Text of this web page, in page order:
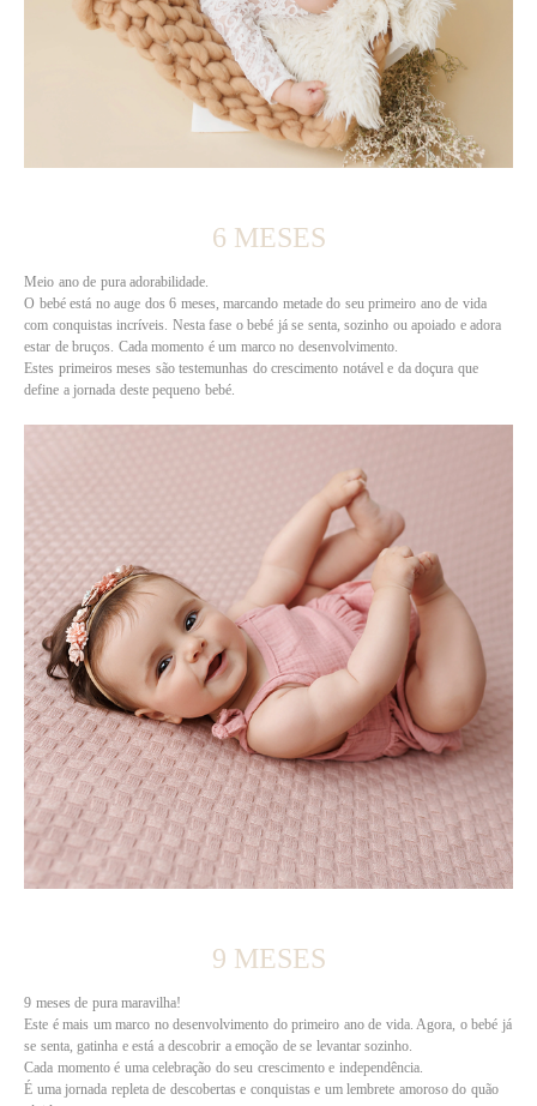
6 MESES
Meio ano de pura adorabilidade.
O bebé está no auge dos 6 meses, marcando metade do seu primeiro ano de vida
com conquistas incríveis. Nesta fase o bebé já se senta, sozinho ou apoiado e adora
estar de bruços. Cada momento é um marco no desenvolvimento.
Estes primeiros meses são testemunhas do crescimento notável e da doçura que
define a jornada deste pequeno bebé.
9 MESES
9 meses de pura maravilha!
Este é mais um marco no desenvolvimento do primeiro ano de vida. Agora, o bebé já
se senta, gatinha e está a descobrir a emoção de se levantar sozinho.
Cada momento é uma celebração do seu crescimento e independência.
É uma jornada repleta de descobertas e conquistas e um lembrete amoroso do quão